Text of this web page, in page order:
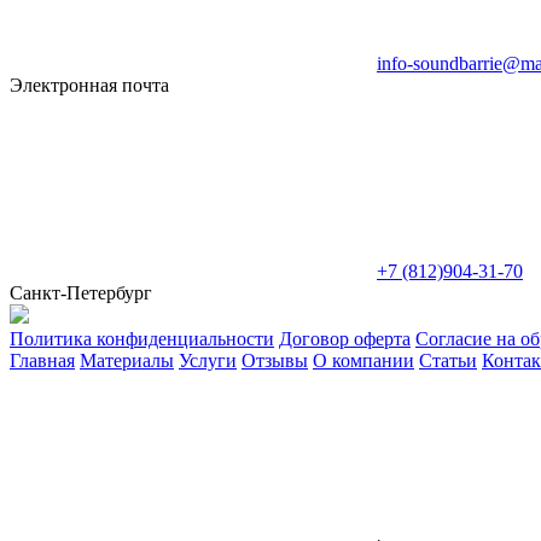
info-
Электронная почта
+7 (812)904-31-70
Санкт-Петербург
Политика конфиденциальности Договор оферта Согласие на
Главная Материалы Услуги Отзывы О компании Статьи